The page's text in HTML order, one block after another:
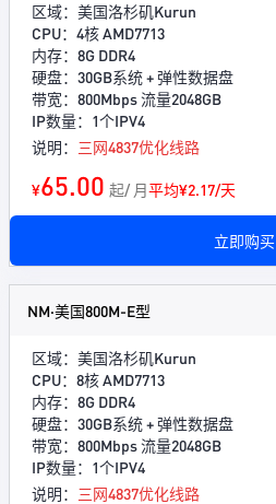
区域：美国洛杉矶Kurun
CPU：4核 AMD7713
内存：8G DDR4
硬盘：30GB系统 + 弹性数据盘
带宽：800Mbps 流量2048GB
IP数量：1个IPV4
说明： 三网4837优化线路
¥65.00 起/ 月平均¥2.17/天
立即购买
NM·美国800M-E型
区域：美国洛杉矶Kurun
CPU：8核 AMD7713
内存：8G DDR4
硬盘：30GB系统 + 弹性数据盘
带宽：800Mbps 流量2048GB
IP数量：1个IPV4
说明： 三网4837优化线路